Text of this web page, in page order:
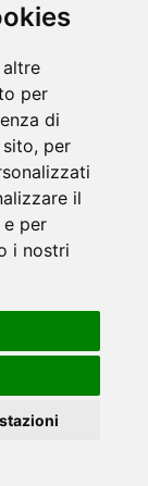
per
di
per
il
per
i nostri
02:00
-